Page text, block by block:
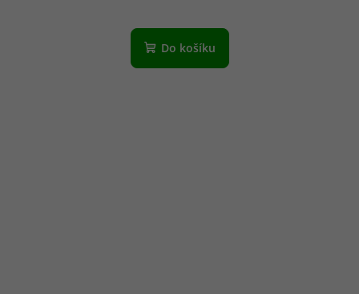
Do košíku